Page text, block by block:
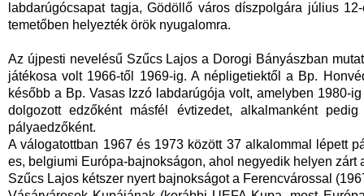
labdarúgócsapat tagja, Gödöllő város díszpolgára július
temetőben helyezték örök nyugalomra.
Az újpesti nevelésű Szűcs Lajos a Dorogi Bányászban
játékosa volt 1966-től 1969-ig. A népligetiektől a Bp.
később a Bp. Vasas Izzó labdarúgója volt, amelyben 1980-
dolgozott edzőként másfél évtizedet, alkalmanként
pályaedzőként.
A válogatottban 1967 és 1973 között 37 alkalommal lépett
es, belgiumi Európa-bajnokságon, ahol negyedik helyen zárt
Szűcs Lajos kétszer nyert bajnokságot a Ferencvárossal